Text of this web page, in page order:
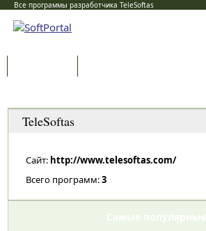
Все программы разработчика TeleSoftas
TeleSoftas
Сайт: http://www.telesoftas.com/
Всего программ:3
Самые популярные